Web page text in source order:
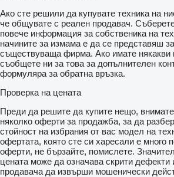
Ако сте решили да купувате техника на
че общувате с реален продавач.
повече информация за собственика на
начините за измама е да се представяш
съществуваща фирма. Ако имате някакви
съобщете ни за това за допълнителен
формуляра за обратна връзка.
Проверка на цената
Преди да решите да купите нещо,
няколко оферти за продажба, за да
стойност на избрания от вас модел на
офертата, която сте си харесали е много
оферти, не бързайте, помислете.
цената може да означава скрити дефекти
продавача да извърши мошенически